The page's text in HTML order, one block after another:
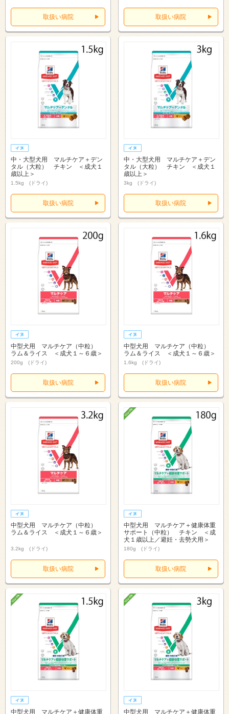
取扱い病院 取扱い病院
中・大型犬用 マルチケア＋デン
タル（大粒） チキン ＜成犬１
歳以上＞
1.5kg (ドライ)
取扱い病院
中・大型犬用 マルチケア＋デン
タル（大粒） チキン ＜成犬１
歳以上＞
3kg (ドライ)
取扱い病院
中型犬用 マルチケア（中粒）
ラム＆ライス ＜成犬１～６歳＞
200g (ドライ)
取扱い病院
中型犬用 マルチケア（中粒）
ラム＆ライス ＜成犬１～６歳＞
1.6kg (ドライ)
取扱い病院
中型犬用 マルチケア（中粒）
ラム＆ライス ＜成犬１～６歳＞
3.2kg (ドライ)
取扱い病院
中型犬用 マルチケア＋健康体重
サポート（中粒） チキン ＜成
犬１歳以上／避妊・去勢犬用＞
180g (ドライ)
取扱い病院
中型犬用 マルチケア＋健康体重
中型犬用 マルチケア＋健康体重